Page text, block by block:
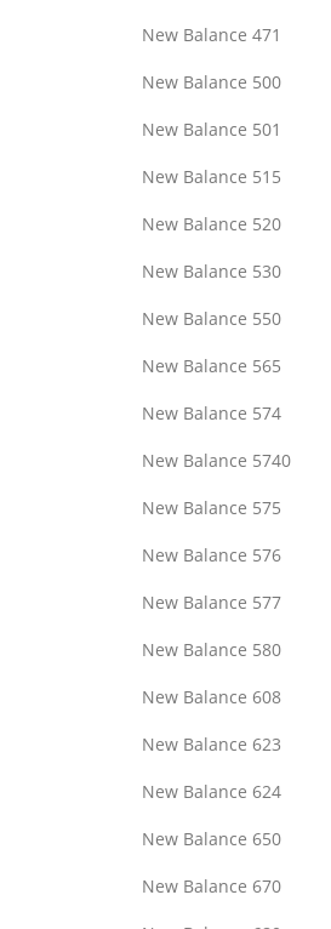
New Balance 471
New Balance 500
New Balance 501
New Balance 515
New Balance 520
New Balance 530
New Balance 550
New Balance 565
New Balance 574
New Balance 5740
New Balance 575
New Balance 576
New Balance 577
New Balance 580
New Balance 608
New Balance 623
New Balance 624
New Balance 650
New Balance 670